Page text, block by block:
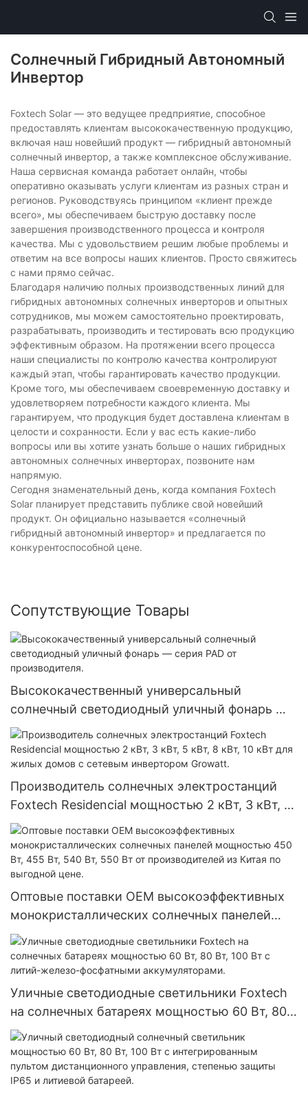
Солнечный Гибридный Автономный
Инвертор
Foxtech Solar — это ведущее предприятие, способное
предоставлять клиентам высококачественную продукцию,
включая наш новейший продукт — гибридный автономный
солнечный инвертор, а также комплексное обслуживание.
Наша сервисная команда работает онлайн, чтобы
оперативно оказывать услуги клиентам из разных стран и
регионов. Руководствуясь принципом «клиент прежде
всего», мы обеспечиваем быструю доставку после
завершения производственного процесса и контроля
качества. Мы с удовольствием решим любые проблемы и
ответим на все вопросы наших клиентов. Просто свяжитесь
с нами прямо сейчас.
Благодаря наличию полных производственных линий для
гибридных автономных солнечных инверторов и опытных
сотрудников, мы можем самостоятельно проектировать,
разрабатывать, производить и тестировать всю продукцию
эффективным образом. На протяжении всего процесса
наши специалисты по контролю качества контролируют
каждый этап, чтобы гарантировать качество продукции.
Кроме того, мы обеспечиваем своевременную доставку и
удовлетворяем потребности каждого клиента. Мы
гарантируем, что продукция будет доставлена ​​клиентам в
целости и сохранности. Если у вас есть какие-либо
вопросы или вы хотите узнать больше о наших гибридных
автономных солнечных инверторах, позвоните нам
напрямую.
Сегодня знаменательный день, когда компания Foxtech
Solar планирует представить публике свой новейший
продукт. Он официально называется «солнечный
гибридный автономный инвертор» и предлагается по
конкурентоспособной цене.
Сопутствующие Товары
Высококачественный универсальный
солнечный светодиодный уличный фонарь —
серия PAD от производителя.
Производитель солнечных электростанций
Foxtech Residencial мощностью 2 кВт, 3 кВт, 5
кВт, 8 кВт, 10 кВт для жилых домов с сетевым
инвертором Growatt.
Оптовые поставки OEM высокоэффективных
монокристаллических солнечных панелей
мощностью 450 Вт, 455 Вт, 540 Вт, 550 Вт от
производителей из Китая по выгодной цене.
Уличные светодиодные светильники Foxtech
на солнечных батареях мощностью 60 Вт, 80
Вт, 100 Вт с литий-железо-фосфатными
аккумуляторами.